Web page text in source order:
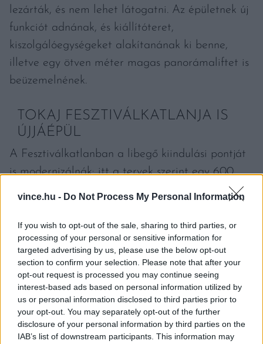
vince.hu - Do Not Process My Personal Information
If you wish to opt-out of the sale, sharing to third parties, or
processing of your personal or sensitive information for
targeted advertising by us, please use the below opt-out
section to confirm your selection. Please note that after your
opt-out request is processed you may continue seeing
interest-based ads based on personal information utilized by
us or personal information disclosed to third parties prior to
your opt-out. You may separately opt-out of the further
disclosure of your personal information by third parties on the
IAB’s list of downstream participants. This information may
lezárták, és nem lehet látogatni. Az épületnek új
funkciót adnának, és kiállítóteret,
kiszolgálóegységeket alakítanának ki benne,
illetve egy ötven méter magas panorámaliftet is
beüzemelnének.
TOKAJ FESZTIVÁLKATLANJA IS
ÚJJÁÉPÜL
A Fesztiválkatlanban a libegő kiindulási pontját
is modernizálnák: itt a tervek szerint egy 600
hogy a libegő és a tévétorony ugyan párhuzamos
fejlesztések, de különállóan futnak.